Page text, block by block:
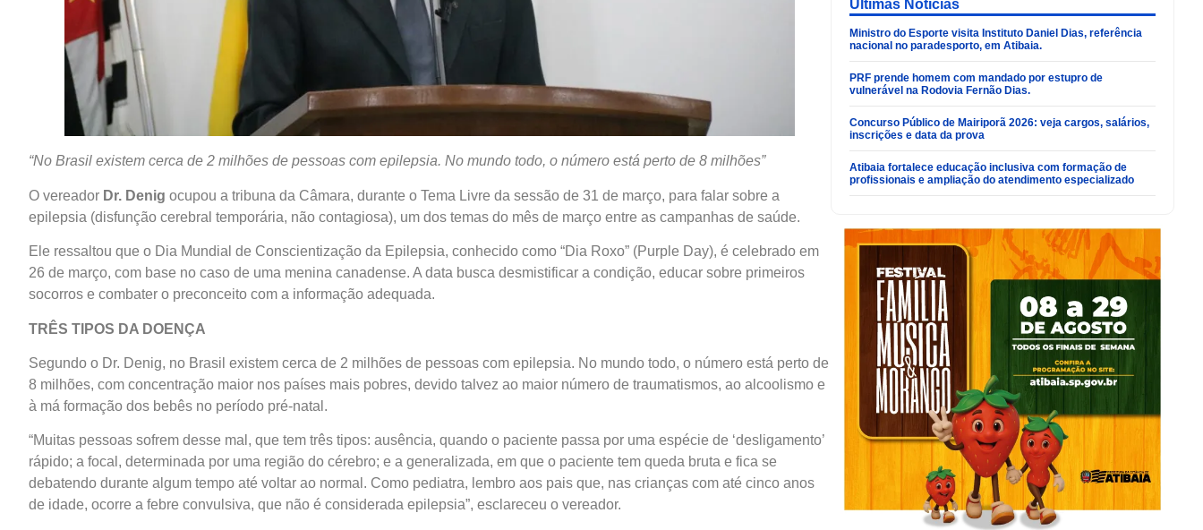
“No Brasil existem cerca de 2 milhões de pessoas com epilepsia. No mundo todo, o número está perto de 8 milhões”
O vereador Dr. Denig ocupou a tribuna da Câmara, durante o Tema Livre da sessão de 31 de março, para falar sobre a
epilepsia (disfunção cerebral temporária, não contagiosa), um dos temas do mês de março entre as campanhas de saúde.
Ele ressaltou que o Dia Mundial de Conscientização da Epilepsia, conhecido como “Dia Roxo” (Purple Day), é celebrado em
26 de março, com base no caso de uma menina canadense. A data busca desmistificar a condição, educar sobre primeiros
socorros e combater o preconceito com a informação adequada.
TRÊS TIPOS DA DOENÇA
Segundo o Dr. Denig, no Brasil existem cerca de 2 milhões de pessoas com epilepsia. No mundo todo, o número está perto de
8 milhões, com concentração maior nos países mais pobres, devido talvez ao maior número de traumatismos, ao alcoolismo e
à má formação dos bebês no período pré-natal.
“Muitas pessoas sofrem desse mal, que tem três tipos: ausência, quando o paciente passa por uma espécie de ‘desligamento’
rápido; a focal, determinada por uma região do cérebro; e a generalizada, em que o paciente tem queda bruta e fica se
debatendo durante algum tempo até voltar ao normal. Como pediatra, lembro aos pais que, nas crianças com até cinco anos
de idade, ocorre a febre convulsiva, que não é considerada epilepsia”, esclareceu o vereador.
Últimas Noticias
Ministro do Esporte visita Instituto Daniel Dias, referência
nacional no paradesporto, em Atibaia.
PRF prende homem com mandado por estupro de
vulnerável na Rodovia Fernão Dias.
Concurso Público de Mairiporã 2026: veja cargos, salários,
inscrições e data da prova
Atibaia fortalece educação inclusiva com formação de
profissionais e ampliação do atendimento especializado